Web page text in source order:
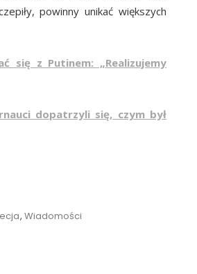
powinny unikać większych
się z Putinem: „Realizujemy
dopatrzyli się, czym był
, Wiadomości